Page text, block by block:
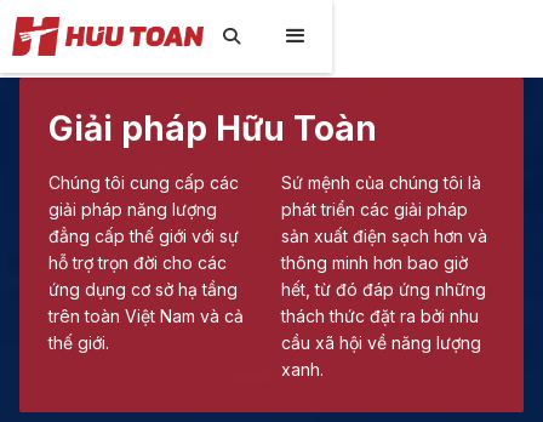

Giải pháp Hữu Toàn
Chúng tôi cung cấp các
giải pháp năng lượng
đẳng cấp thế giới với sự
hỗ trợ trọn đời cho các
ứng dụng cơ sở hạ tầng
trên toàn Việt Nam và cả
thế giới.
Sứ mệnh của chúng tôi là
phát triển các giải pháp
sản xuất điện sạch hơn và
thông minh hơn bao giờ
hết, từ đó đáp ứng những
thách thức đặt ra bởi nhu
cầu xã hội về năng lượng
xanh.